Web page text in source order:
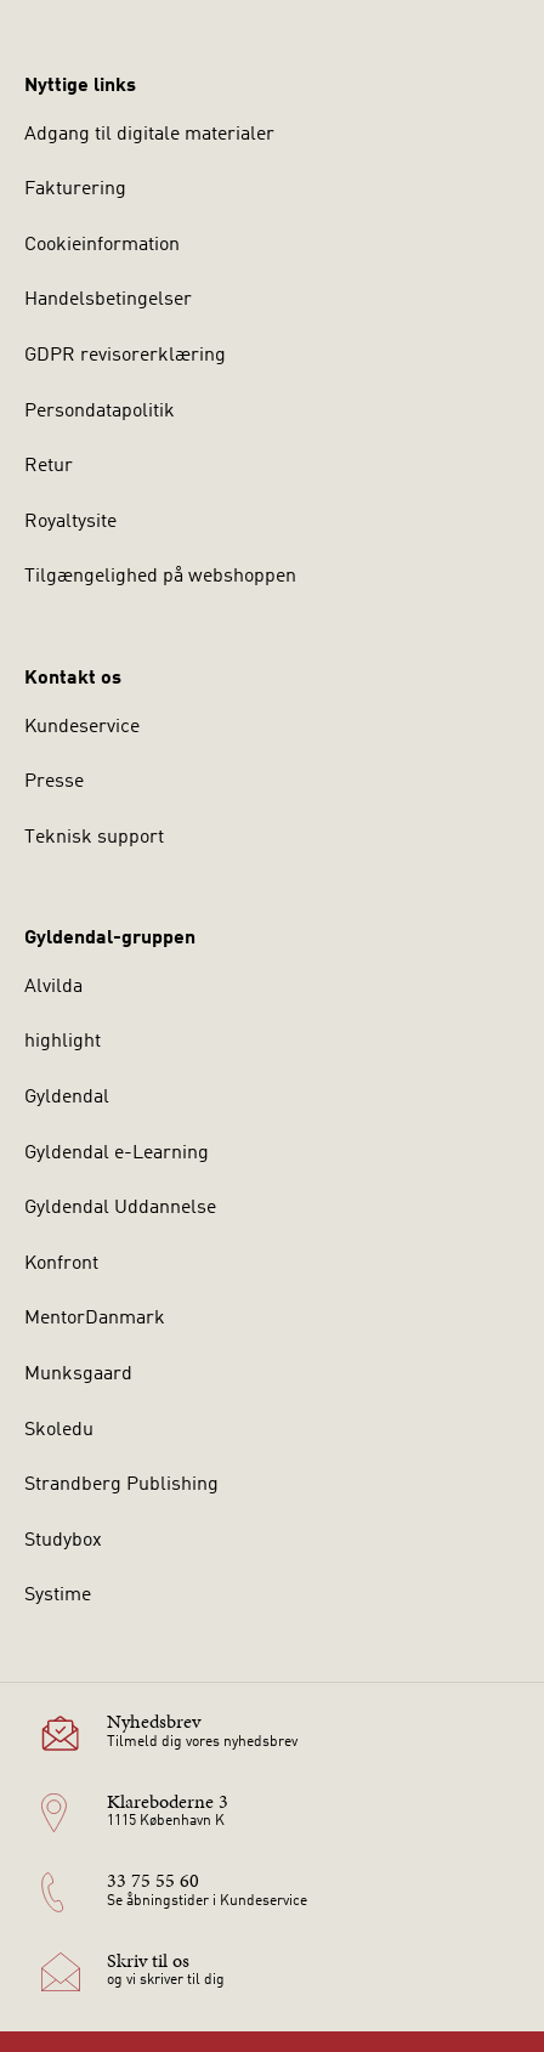
Nyttige links
Adgang til digitale materialer
Fakturering
Cookieinformation
Handelsbetingelser
GDPR revisorerklæring
Persondatapolitik
Retur
Royaltysite
Tilgængelighed på webshoppen
Kontakt os
Kundeservice
Presse
Teknisk support
Gyldendal-gruppen
Alvilda
highlight
Gyldendal
Gyldendal e-Learning
Gyldendal Uddannelse
Konfront
MentorDanmark
Munksgaard
Skoledu
Strandberg Publishing
Studybox
Systime
Nyhedsbrev
Tilmeld dig vores nyhedsbrev
Klareboderne 3
1115 København K
33 75 55 60
Se åbningstider i Kundeservice
Skriv til os
og vi skriver til dig